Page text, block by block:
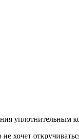
уплотнительным
хочет